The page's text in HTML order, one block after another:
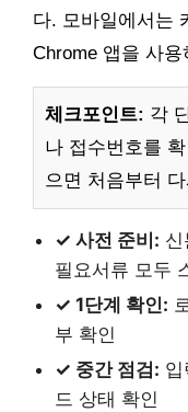
다. 모바일에서는
Chrome 앱을 사용
체크포인트: 각
나 접수번호를
으면 처음부터
✓ 사전 준비:
필요서류 모두
✓ 1단계 확인:
부 확인
✓ 중간 점검:
드 상태 확인